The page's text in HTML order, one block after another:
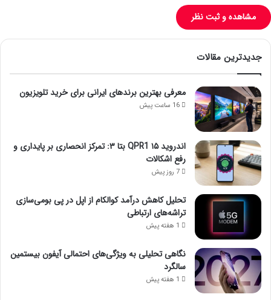
مشاهده و ثبت نظر
جدیدترین مقالات
معرفی بهترین برندهای ایرانی برای خرید تلویزیون
16 ساعت پیش
اندروید ۱۵ QPR1 بتا ۳: تمرکز انحصاری بر پایداری و
رفع اشکالات
7 روز پیش
تحلیل کاهش درآمد کوالکام از اپل در پی بومی‌سازی
تراشه‌های ارتباطی
1 هفته پیش
نگاهی تحلیلی به ویژگی‌های احتمالی آیفون بیستمین
سالگرد
1 هفته پیش